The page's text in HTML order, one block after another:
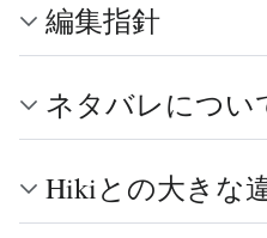
編集指針
ネタバレについ
Hikiとの大きな